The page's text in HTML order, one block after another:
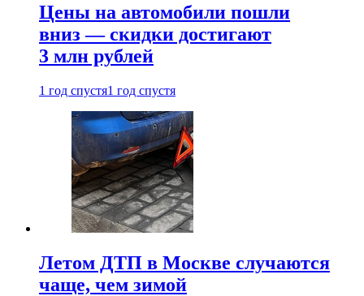
Цены на автомобили пошли
вниз — скидки достигают
3 млн рублей
1 год спустя1 год спустя
Летом ДТП в Москве случаются
чаще, чем зимой